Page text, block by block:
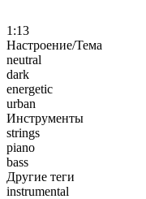
1:13
Настроение/Тема
neutral
dark
energetic
urban
Инструменты
strings
piano
bass
Другие теги
instrumental